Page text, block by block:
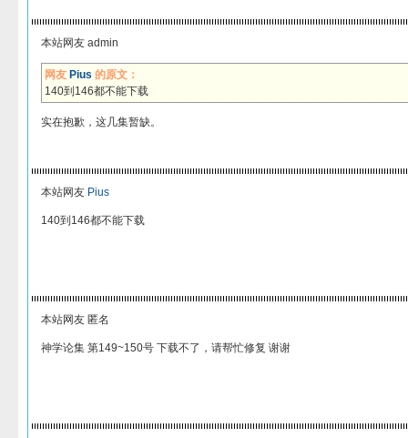
本站网友 admin
网友 Pius 的原文：
140到146都不能下载
实在抱歉，这几集暂缺。
本站网友 Pius
140到146都不能下载
本站网友 匿名
神学论集 第149~150号 下载不了，请帮忙修复 谢谢